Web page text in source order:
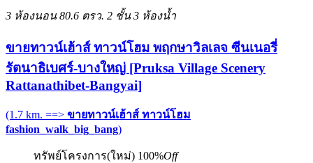
3 ห้องนอน 80.6 ตรว. 2 ชั้น 3 ห้องน้ำ
ขายทาวน์เฮ้าส์ ทาวน์โฮม พฤกษาวิลเลจ ซีนเนอรี่
รัตนาธิเบศร์-บางใหญ่ [Pruksa Village Scenery
Rattanathibet-Bangyai]
(1.7 km. ==> ขายทาวน์เฮ้าส์ ทาวน์โฮม
fashion_walk_big_bang)
ทรัพย์โครงการ(ใหม่) 100%Off